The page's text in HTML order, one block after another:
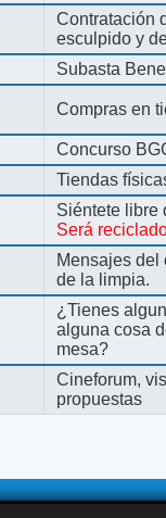
Contratación
esculpido y
Subasta
Compras en
Concurso
Tiendas
Siéntete libre
Será
Mensajes del
de la limpia.
¿Tienes
alguna cosa
mesa?
Cineforum,
propuestas